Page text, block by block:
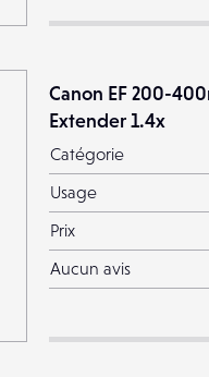
Canon EF 200-
Extender 1.4x
Catégorie
Usage
Prix
Aucun avis